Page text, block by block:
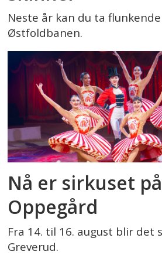
Neste år kan du ta
Østfoldbanen.
Nå er sirkuset
Oppegård
Fra 14. til 16. august blir det
Greverud.